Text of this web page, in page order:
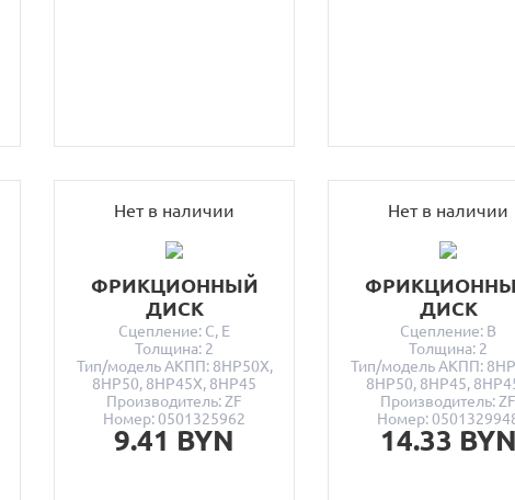
Нет в наличии
ФРИКЦИОННЫЙ
ДИСК
Сцепление: C, E
Толщина: 2
Тип/модель АКПП: 8HP50X,
8HP50, 8HP45X, 8HP45
Производитель: ZF
Номер: 0501325962
9.41 BYN
Нет в наличии
ДИСК
Сцепление: B
Толщина: 2
Тип/модель АКПП:
8HP50, 8HP45,
Производитель: ZF
Номер:
14.33